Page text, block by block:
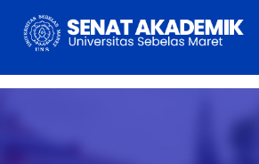
Beranda
Tentang